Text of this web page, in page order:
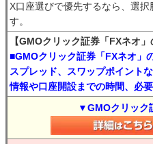
X口座選びで優先するなら、選
す。
【GMOクリック証券「FXネオ」
■GMOクリック証券「FXネオ」
スプレッド、スワップポイント
情報や口座開設までの時間、必
▼GMOクリック